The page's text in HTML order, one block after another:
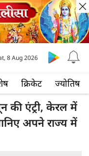
क्रिकेट ज्योतिष
8 Aug 2026
की एंट्री, केरल में
अपने राज्य में